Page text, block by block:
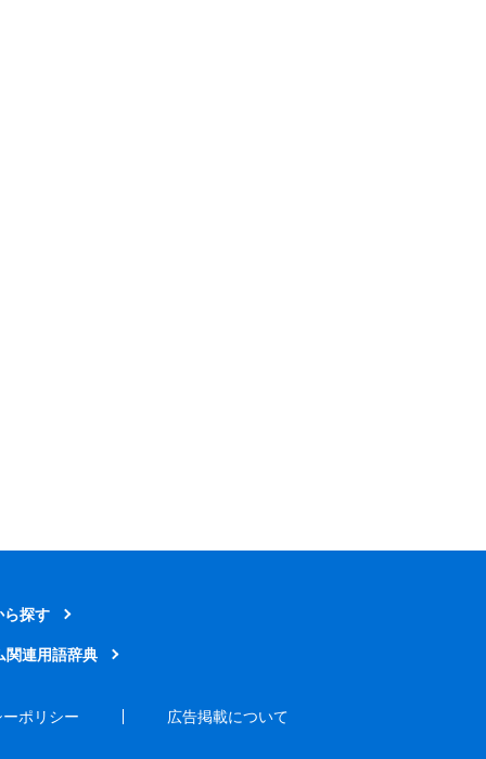
ら探す
関連用語辞典
ポリシー 広告掲載について